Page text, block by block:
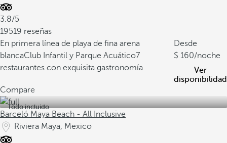
3.8/5
19519 reseñas
En primera línea de playa de fina arena
blancaClub Infantil y Parque Acuático7
restaurantes con exquisita gastronomía
Desde
160/noche
Ver
disponibilidad
Compare
Todo incluido
Barceló Maya Beach - All Inclusive
Riviera Maya, Mexico